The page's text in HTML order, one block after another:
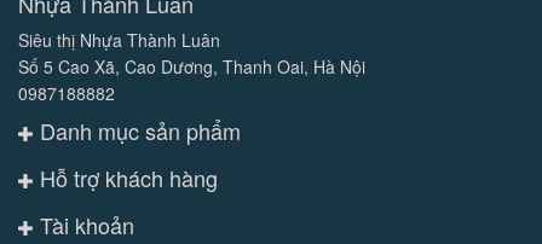
Siêu thị Nhựa Thành Luân
Số 5 Cao Xã, Cao Dương, Thanh Oai, Hà Nội
0987188882
Danh mục sản phẩm
Hỗ trợ khách hàng
Tài khoản